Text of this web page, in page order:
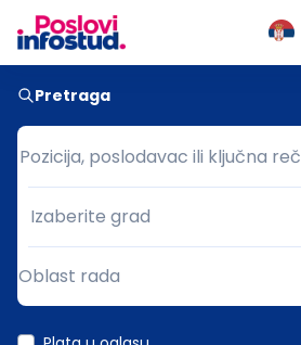
Pretraga
Pozicija, poslodavac ili ključna reč
Pozicija, poslodavac ili ključna reč
Grad
Izaberite grad
Oblast rada